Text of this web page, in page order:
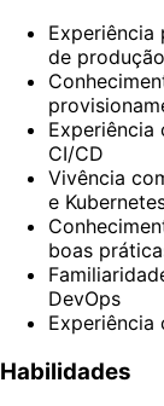
Experiência
de produção
Experiência
CI/CD
Vivência
e
boas
DevOps
Habilidades